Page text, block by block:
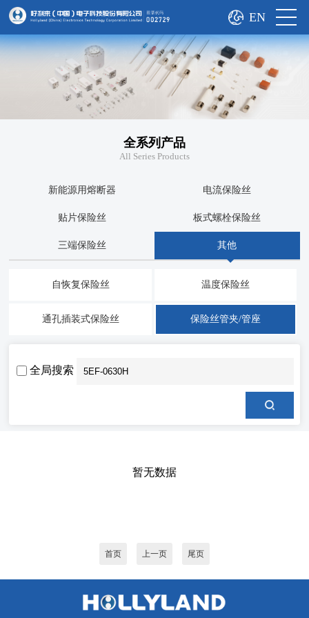
EN
全系列产品
All Series Products
新能源用熔断器 电流保险丝
贴片保险丝 板式螺栓保险丝
三端保险丝 其他
自恢复保险丝 温度保险丝
通孔插装式保险丝 保险丝管夹/管座
全局搜索
暂无数据
首页 上一页 尾页